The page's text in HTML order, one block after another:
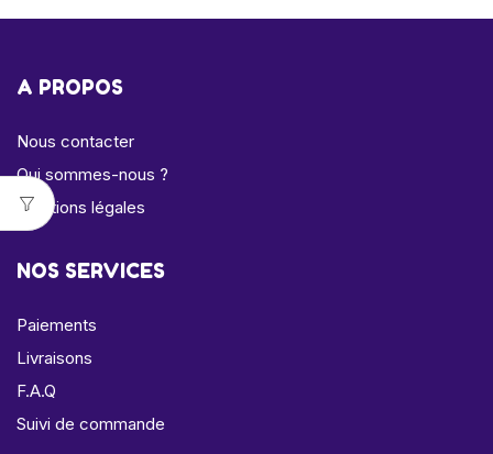
A PROPOS
Nous contacter
Qui sommes-nous ?
Mentions légales
NOS SERVICES
Paiements
Livraisons
F.A.Q
Suivi de commande